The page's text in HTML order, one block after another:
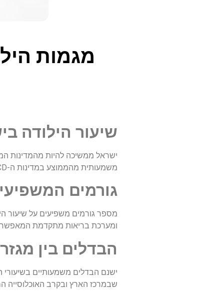
מגמות הילודה
שיעור הילודה
משמעותית מהממוצע במדינות ה-OECD. עם זאת, ניכרת מגמה קלה של ירידה בהשוואה לשנים קודמות, בעיקר במגזר היהודי הלא-חרדי.
גורמים
מספר גורמים משפיעים על שיעור
ומערכת בריאות מתקדמת המאפשרת
הבדלים בין
ישנם הבדלים משמעותיים בשיעורי
שבמרכז הארץ ובקרב האוכלוסייה